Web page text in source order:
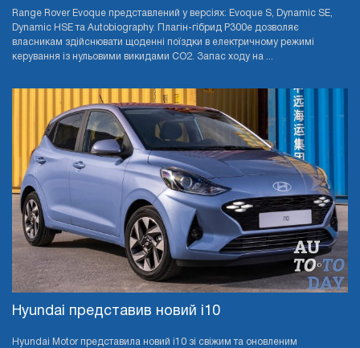
Range Rover Evoque представлений у версіях: Evoque S, Dynamic SE,
Dynamic HSE та Autobiography. Плагін-гібрид P300e дозволяє
власникам здійснювати щоденні поїздки в електричному режимі
керування із нульовими викидами CO2. Запас ходу на ...
Hyundai представив новий i10
Hyundai Motor представила новий i10 зі свіжим та оновленим